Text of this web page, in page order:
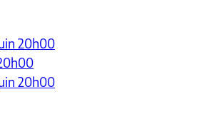
20h00
20h00